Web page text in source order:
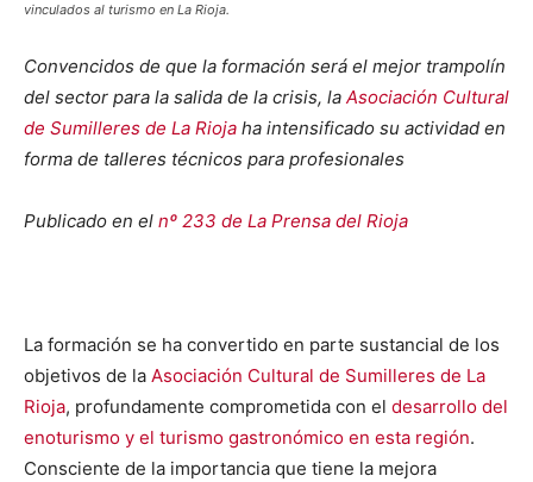
vinculados al turismo en La Rioja.
Convencidos de que la formación será el mejor trampolín
del sector para la salida de la crisis, la Asociación Cultural
de Sumilleres de La Rioja ha intensificado su actividad en
forma de talleres técnicos para profesionales
Publicado en el nº 233 de La Prensa del Rioja
La formación se ha convertido en parte sustancial de los
objetivos de la Asociación Cultural de Sumilleres de La
Rioja, profundamente comprometida con el desarrollo del
enoturismo y el turismo gastronómico en esta región.
Consciente de la importancia que tiene la mejora